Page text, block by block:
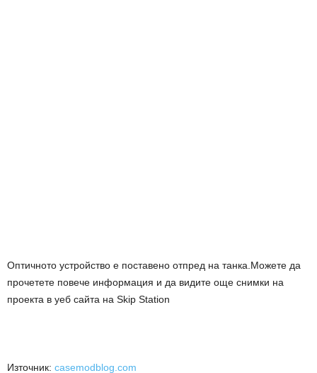
Оптичното устройство е поставено отпред на танка.Можете да
прочетете повече информация и да видите още снимки на
проекта в уеб сайта на Skip Station
Източник: casemodblog.com